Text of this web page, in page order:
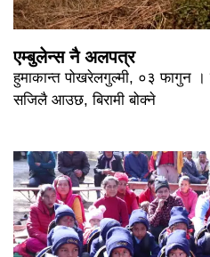
एम्बुलेन्स नै अलपत्र
हुमाकान्त पोखरेलगुल्मी, ०३ फागुन
सजिलै आउछ, बिरामी बोक्ने